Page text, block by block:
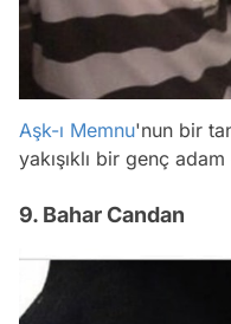
Aşk-ı Memnu'nun bir
yakışıklı bir genç
9. Bahar Candan